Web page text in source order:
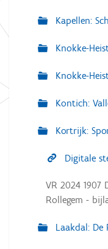
Kapellen:
Knokke-
Knokke-
Kontich:
Kortrijk:
Digitale
VR 2024 1907
Rollegem -
Laakdal: De